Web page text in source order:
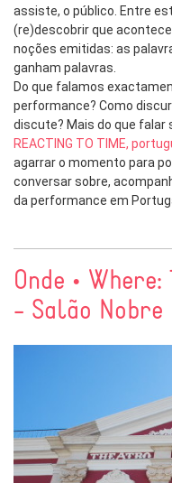
assiste, o público. Entre
(re)descobrir que
noções emitidas: as
ganham palavras.
Do que falamos
performance? Como
discute? Mais do que falar
REACTING TO TIME,
agarrar o momento para
conversar sobre,
da performance em
Onde •
- Salão Nobre